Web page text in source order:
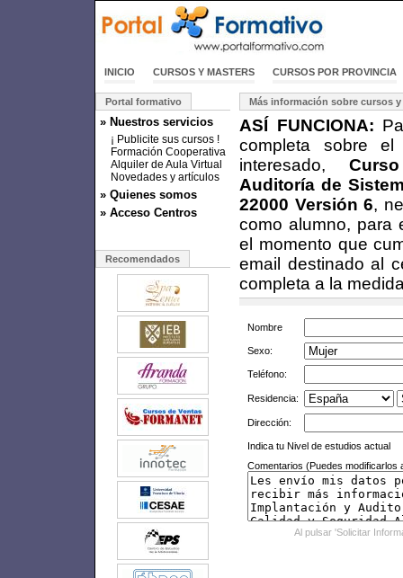
INICIO CURSOS Y MASTERS CURSOS POR PROVINCIA
Portal formativo
» Nuestros servicios
¡ Publicite sus cursos !
Formación Cooperativa
Alquiler de Aula Virtual
Novedades y artículos
» Quienes somos
» Acceso Centros
Recomendados
Más información sobre cursos y
ASÍ FUNCIONA:
completa sobre
interesado,
Auditoría de
22000 Versión 6,
como alumno, para
el momento que
email destinado al
completa a la
Nombre
Sexo:
Teléfono:
Residencia:
Dirección:
Indica tu Nivel de estudios actual
Comentarios (Puedes modificarlos
Al pulsar 'Solicitar